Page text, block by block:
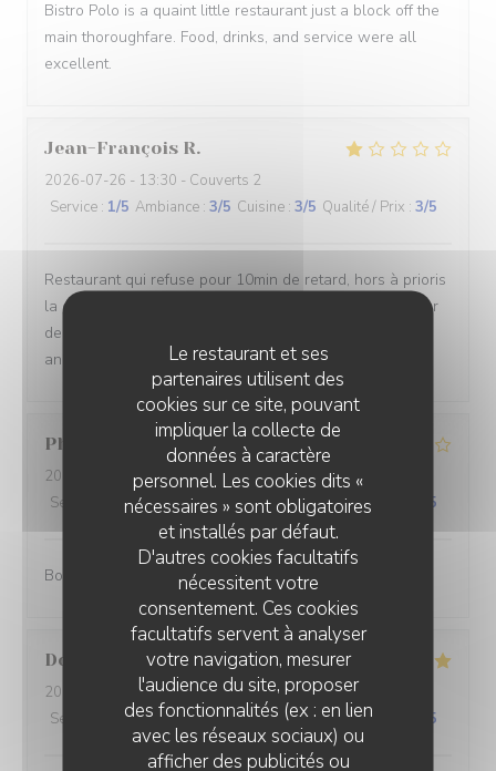
Le restaurant et ses
partenaires utilisent des
cookies sur ce site, pouvant
impliquer la collecte de
données à caractère
personnel. Les cookies dits «
nécessaires » sont obligatoires
et installés par défaut.
D'autres cookies facultatifs
nécessitent votre
consentement. Ces cookies
facultatifs servent à analyser
votre navigation, mesurer
l'audience du site, proposer
des fonctionnalités (ex : en lien
avec les réseaux sociaux) ou
afficher des publicités ou
Bistro Polo is a quaint little restaurant just a block off the
main thoroughfare. Food, drinks, and service were all
excellent.
Jean-François R
2026-07-26 - 13:30 - Couverts 2
Service : 1/5 Ambiance : 3/5 Cuisine : 3/5 Qualité / Prix : 3/5
Restaurant qui refuse pour 10min de retard, hors à prioris
la cuisine ferme à 13:40. Alors merci de ne pas accepter
de réservation à 13:30 et de revoir votre carte qui
annonce une cuisine en continue
Philippe
2026-07-27
- 12:00 - Couverts 2
Service
/5 Ambiance: 4 /5 Cuisine:4/5 Qualité / Prix /5
Bon et pas cher.
Dorothee M
2026-07-23
- 12:30 - Couverts 5
Service
/5 Ambiance: 4 /5 Cuisine :5/5 Qualité / Prix /5